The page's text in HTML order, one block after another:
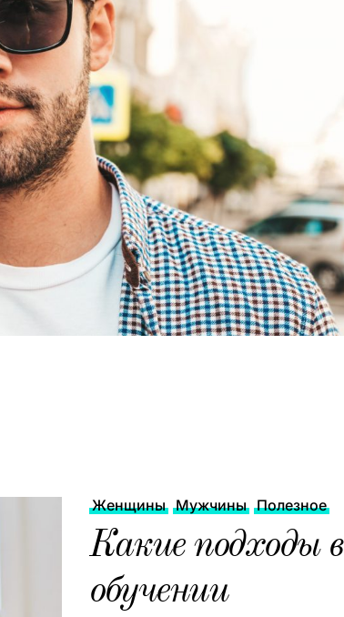
Женщины Мужчины Полезное
Какие подходы в
обучении